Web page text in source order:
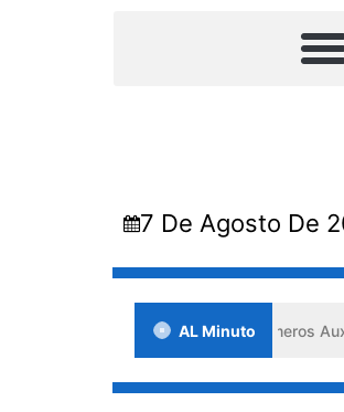
7 De Agosto De
AL Minuto
en Lara impulsa los «Primeros Auxilios